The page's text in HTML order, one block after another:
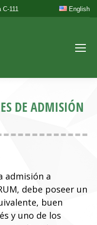
111 English
DE ADMISIÓN
admisión a
debe poseer un
buen
y uno de los